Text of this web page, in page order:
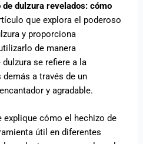
dulzura revelados: cómo
que explora el poderoso
y proporciona
de manera
se refiere a la
a través de un
y agradable.
cómo el hechizo de
útil en diferentes